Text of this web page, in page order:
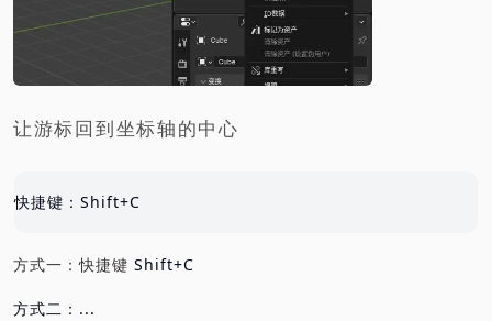
让游标回到坐标轴的中心
快捷键：Shift+C
方式一：快捷键 Shift+C
方式二：...